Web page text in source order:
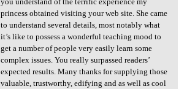
princess obtained visiting your web site. She came
to understand several details, most notably what
it’s like to possess a wonderful teaching mood to
get a number of people very easily learn some
complex issues. You really surpassed readers’
expected results. Many thanks for supplying those
valuable, trustworthy, edifying and as well as cool